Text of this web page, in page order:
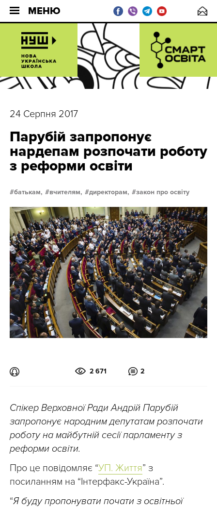
МЕНЮ
24 Серпня 2017
Парубій запропонує
нардепам розпочати роботу
з реформи освіти
батькам, вчителям, директорам, закон про освіту
2 671 2
Спікер Верховної Ради Андрій Парубій
запропонує народним депутатам розпочати
роботу на майбутній сесії парламенту з
реформи освіти.
Про це повідомляє “УП. Життя” з
посиланням на “Інтерфакс-Україна”.
“Я буду пропонувати почати з освітньої